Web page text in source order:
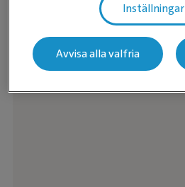
Inställningar
Avvisa alla valfria